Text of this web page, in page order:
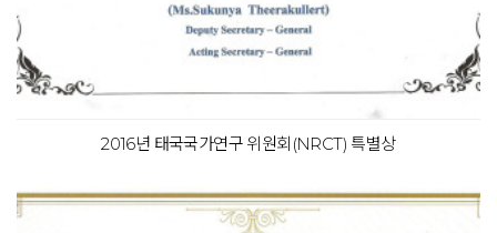
2016년 태국국가연구 위원회(NRCT) 특별상